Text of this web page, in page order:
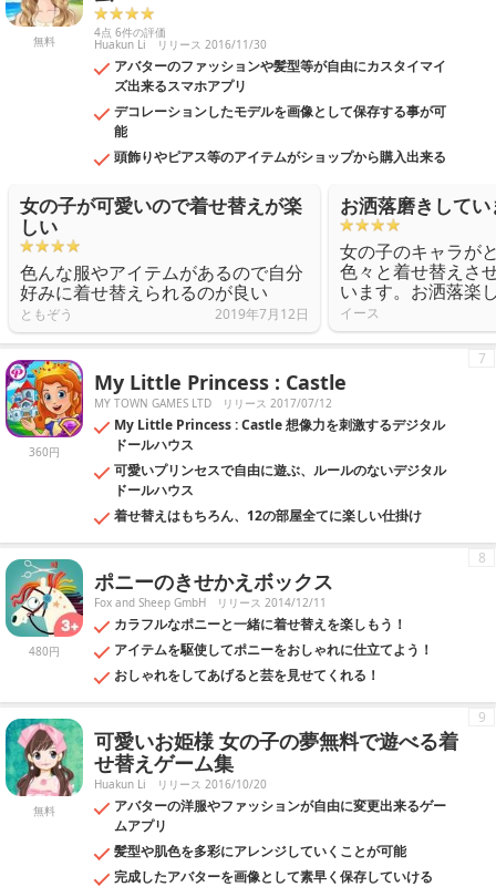
無料
4点 6件の評価
Huakun Li リリース 2016/11/30
アバターのファッションや髪型等が自由にカスタイマイ
ズ出来るスマホアプリ
デコレーションしたモデルを画像として保存する事が可
能
頭飾りやピアス等のアイテムがショップから購入出来る
女の子が可愛いので着せ替えが楽
しい
色んな服やアイテムがあるので自分
好みに着せ替えられるのが良い
ともぞう 2019年7月12日
お洒落磨きしてい
女の子のキャラが
色々と着せ替えさ
います。お洒落楽
イース
360円
My Little Princess : Castle
MY TOWN GAMES LTD リリース 2017/07/12
My Little Princess : Castle 想像力を刺激するデジタル
ドールハウス
可愛いプリンセスで自由に遊ぶ、ルールのないデジタル
ドールハウス
着せ替えはもちろん、12の部屋全てに楽しい仕掛け
7
480円
ポニーのきせかえボックス
Fox and Sheep GmbH リリース 2014/12/11
カラフルなポニーと一緒に着せ替えを楽しもう！
アイテムを駆使してポニーをおしゃれに仕立てよう！
おしゃれをしてあげると芸を見せてくれる！
8
無料
可愛いお姫様 女の子の夢無料で遊べる着
せ替えゲーム集
Huakun Li リリース 2016/10/20
アバターの洋服やファッションが自由に変更出来るゲー
ムアプリ
髪型や肌色を多彩にアレンジしていくことが可能
完成したアバターを画像として素早く保存していける
9